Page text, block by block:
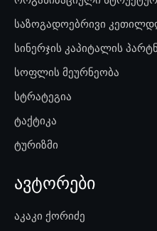
საზოგადოებრივი
სინერჯის კაპიტალის
სოფლის მეურნეობა
სტრატეგია
ტაქტიკა
ტურიზმი
ავტორები
აკაკი ქორიძე